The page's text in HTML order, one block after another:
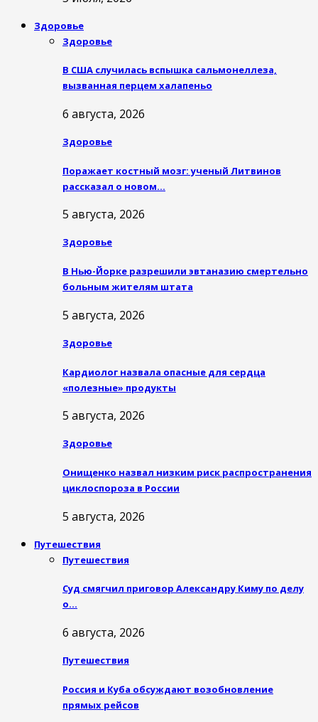
Здоровье
Здоровье
В США случилась вспышка сальмонеллеза,
вызванная перцем халапеньо
6 августа, 2026
Здоровье
Поражает костный мозг: ученый Литвинов
рассказал о новом…
5 августа, 2026
Здоровье
В Нью-Йорке разрешили эвтаназию смертельно
больным жителям штата
5 августа, 2026
Здоровье
Кардиолог назвала опасные для сердца
«полезные» продукты
5 августа, 2026
Здоровье
Онищенко назвал низким риск распространения
циклоспороза в России
5 августа, 2026
Путешествия
Путешествия
Суд смягчил приговор Александру Киму по делу
о…
6 августа, 2026
Путешествия
Россия и Куба обсуждают возобновление
прямых рейсов